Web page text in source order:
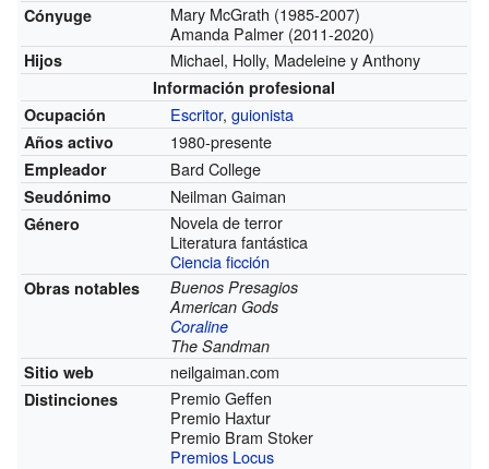
Cónyuge
Mary McGrath (1985-2007)
Amanda Palmer (2011-2020)
Hijos Michael, Holly, Madeleine y Anthony
Información profesional
Ocupación
Escritor,guionista
Años activo 1980-presente
Empleador Bard College
Seudónimo Neilman Gaiman
Género
Novela de terror
Literatura fantástica
Ciencia ficción
Obras notables
Buenos Presagios
American Gods
Coraline
The Sandman
Sitio web
neilgaiman.com
Distinciones
Premio Geffen
Premio Haxtur
Premio Bram Stoker
Premios Locus